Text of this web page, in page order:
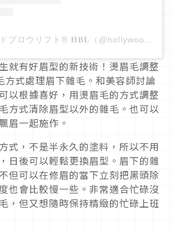
就有好眉型的新技術！燙眉毛調整
方式處理眉下雜毛。和美容師討論
以根據喜好，用燙眉毛的方式調整
方式清除眉型以外的雜毛。也可以
眉一起施作。
式，不是半永久的塗料，所以不用
日後可以輕鬆更換眉型。眉下的雜
但可以在修眉的當下立刻把黑頭除
也會比較慢一些。非常適合忙碌沒
，但又想隨時保持精緻的忙碌上班